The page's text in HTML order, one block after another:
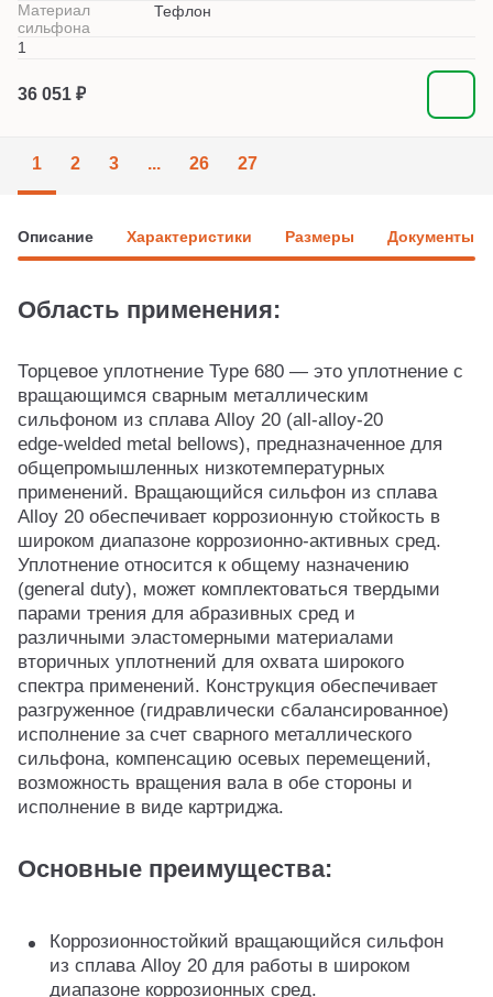
Материал
сильфона
Тефлон
1
36 051 ₽
1 2 3 ... 26 27
Описание Характеристики Размеры Документы
Область применения:
Торцевое уплотнение Type 680 — это уплотнение с
вращающимся сварным металлическим
сильфоном из сплава Alloy 20 (all‑alloy‑20
edge‑welded metal bellows), предназначенное для
общепромышленных низкотемпературных
применений. Вращающийся сильфон из сплава
Alloy 20 обеспечивает коррозионную стойкость в
широком диапазоне коррозионно-активных сред.
Уплотнение относится к общему назначению
(general duty), может комплектоваться твердыми
парами трения для абразивных сред и
различными эластомерными материалами
вторичных уплотнений для охвата широкого
спектра применений. Конструкция обеспечивает
разгруженное (гидравлически сбалансированное)
исполнение за счет сварного металлического
сильфона, компенсацию осевых перемещений,
возможность вращения вала в обе стороны и
исполнение в виде картриджа.
Основные преимущества:
Коррозионностойкий вращающийся сильфон
из сплава Alloy 20 для работы в широком
диапазоне коррозионных сред.